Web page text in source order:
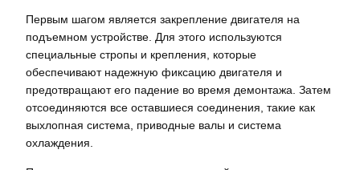
Первым шагом является закрепление двигателя на
подъемном устройстве. Для этого используются
специальные стропы и крепления, которые
обеспечивают надежную фиксацию двигателя и
предотвращают его падение во время демонтажа. Затем
отсоединяются все оставшиеся соединения, такие как
выхлопная система, приводные валы и система
охлаждения.